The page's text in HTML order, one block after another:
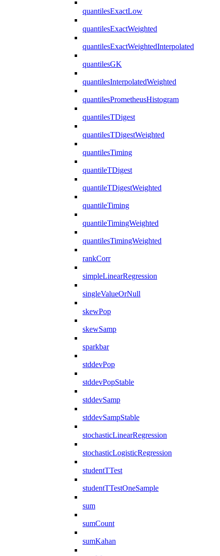
quantilesExactLow
quantilesExactWeighted
quantilesExactWeightedInterpolated
quantilesGK
quantilesInterpolatedWeighted
quantilesPrometheusHistogram
quantilesTDigest
quantilesTDigestWeighted
quantilesTiming
quantileTDigest
quantileTDigestWeighted
quantileTiming
quantileTimingWeighted
quantilesTimingWeighted
rankCorr
simpleLinearRegression
singleValueOrNull
skewPop
skewSamp
sparkbar
stddevPop
stddevPopStable
stddevSamp
stddevSampStable
stochasticLinearRegression
stochasticLogisticRegression
studentTTest
studentTTestOneSample
sum
sumCount
sumKahan